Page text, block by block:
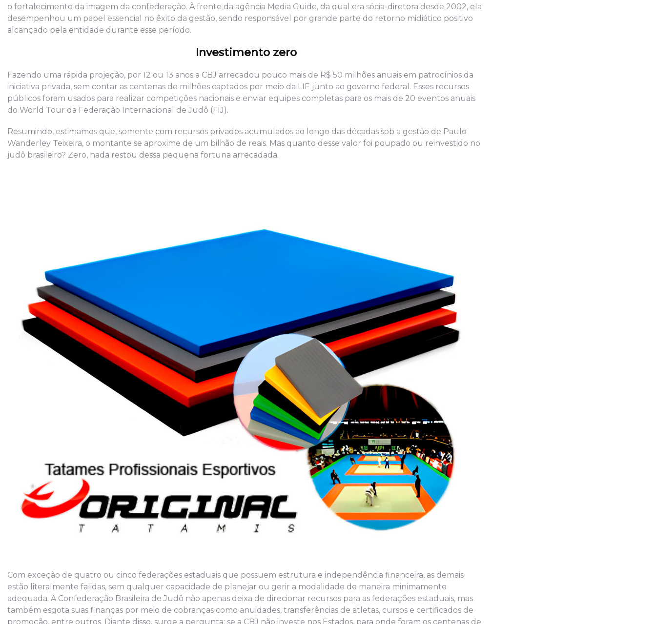
o fortalecimento da imagem da confederação. À frente da agência Media Guide, da qual era sócia-diretora desde 2002, ela
desempenhou um papel essencial no êxito da gestão, sendo responsável por grande parte do retorno midiático positivo
alcançado pela entidade durante esse período.
Investimento zero
Fazendo uma rápida projeção, por 12 ou 13 anos a CBJ arrecadou pouco mais de R$ 50 milhões anuais em patrocínios da
iniciativa privada, sem contar as centenas de milhões captados por meio da LIE junto ao governo federal. Esses recursos
públicos foram usados para realizar competições nacionais e enviar equipes completas para os mais de 20 eventos anuais
do World Tour da Federação Internacional de Judô (FIJ).
Resumindo, estimamos que, somente com recursos privados acumulados ao longo das décadas sob a gestão de Paulo
Wanderley Teixeira, o montante se aproxime de um bilhão de reais. Mas quanto desse valor foi poupado ou reinvestido no
judô brasileiro? Zero, nada restou dessa pequena fortuna arrecadada.
Com exceção de quatro ou cinco federações estaduais que possuem estrutura e independência financeira, as demais
estão literalmente falidas, sem qualquer capacidade de planejar ou gerir a modalidade de maneira minimamente
adequada. A Confederação Brasileira de Judô não apenas deixa de direcionar recursos para as federações estaduais, mas
também esgota suas finanças por meio de cobranças como anuidades, transferências de atletas, cursos e certificados de
promoção, entre outros. Diante disso, surge a pergunta: se a CBJ não investe nos Estados, para onde foram os centenas de